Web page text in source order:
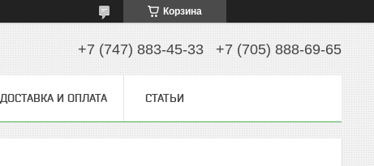
Корзина
+7 (747) 883-45-33 +7 (705) 888-69-65
ДОСТАВКА И ОПЛАТА СТАТЬИ